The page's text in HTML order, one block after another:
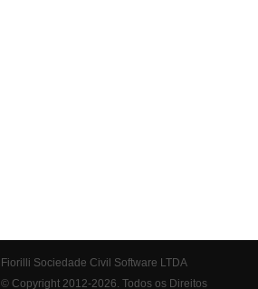
Fiorilli Sociedade Civil Software LTDA
© Copyright 2012-2026. Todos os Direitos